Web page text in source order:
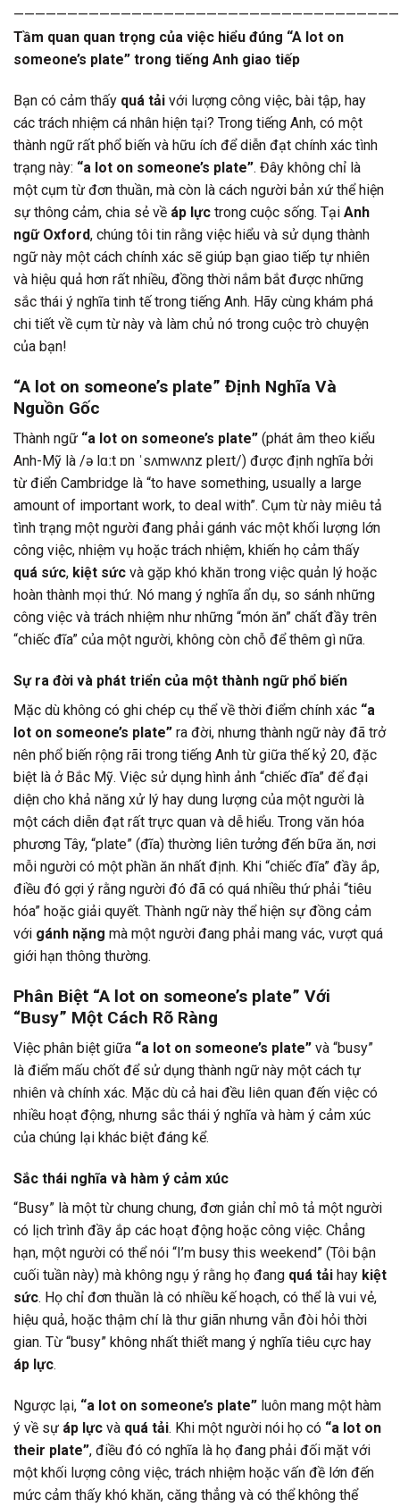
Tầm quan quan trọng của việc hiểu đúng “A lot on
someone’s plate” trong tiếng Anh giao tiếp
Bạn có cảm thấy quá tải với lượng công việc, bài tập, hay
các trách nhiệm cá nhân hiện tại? Trong tiếng Anh, có một
thành ngữ rất phổ biến và hữu ích để diễn đạt chính xác tình
trạng này: “a lot on someone’s plate”. Đây không chỉ là
một cụm từ đơn thuần, mà còn là cách người bản xứ thể hiện
sự thông cảm, chia sẻ về áp lực trong cuộc sống. Tại Anh
ngữ Oxford, chúng tôi tin rằng việc hiểu và sử dụng thành
ngữ này một cách chính xác sẽ giúp bạn giao tiếp tự nhiên
và hiệu quả hơn rất nhiều, đồng thời nắm bắt được những
sắc thái ý nghĩa tinh tế trong tiếng Anh. Hãy cùng khám phá
chi tiết về cụm từ này và làm chủ nó trong cuộc trò chuyện
của bạn!
“A lot on someone’s plate” Định Nghĩa Và
Nguồn Gốc
Thành ngữ “a lot on someone’s plate” (phát âm theo kiểu
Anh-Mỹ là /ə lɑːt ɒn ˈsʌmwʌnz pleɪt/) được định nghĩa bởi
từ điển Cambridge là “to have something, usually a large
amount of important work, to deal with”. Cụm từ này miêu tả
tình trạng một người đang phải gánh vác một khối lượng lớn
công việc, nhiệm vụ hoặc trách nhiệm, khiến họ cảm thấy
quá sức, kiệt sức và gặp khó khăn trong việc quản lý hoặc
hoàn thành mọi thứ. Nó mang ý nghĩa ẩn dụ, so sánh những
công việc và trách nhiệm như những “món ăn” chất đầy trên
“chiếc đĩa” của một người, không còn chỗ để thêm gì nữa.
Sự ra đời và phát triển của một thành ngữ phổ biến
Mặc dù không có ghi chép cụ thể về thời điểm chính xác “a
lot on someone’s plate” ra đời, nhưng thành ngữ này đã trở
nên phổ biến rộng rãi trong tiếng Anh từ giữa thế kỷ 20, đặc
biệt là ở Bắc Mỹ. Việc sử dụng hình ảnh “chiếc đĩa” để đại
diện cho khả năng xử lý hay dung lượng của một người là
một cách diễn đạt rất trực quan và dễ hiểu. Trong văn hóa
phương Tây, “plate” (đĩa) thường liên tưởng đến bữa ăn, nơi
mỗi người có một phần ăn nhất định. Khi “chiếc đĩa” đầy ắp,
điều đó gợi ý rằng người đó đã có quá nhiều thứ phải “tiêu
hóa” hoặc giải quyết. Thành ngữ này thể hiện sự đồng cảm
với gánh nặng mà một người đang phải mang vác, vượt quá
giới hạn thông thường.
Phân Biệt “A lot on someone’s plate” Với
“Busy” Một Cách Rõ Ràng
Việc phân biệt giữa “a lot on someone’s plate” và “busy”
là điểm mấu chốt để sử dụng thành ngữ này một cách tự
nhiên và chính xác. Mặc dù cả hai đều liên quan đến việc có
nhiều hoạt động, nhưng sắc thái ý nghĩa và hàm ý cảm xúc
của chúng lại khác biệt đáng kể.
Sắc thái nghĩa và hàm ý cảm xúc
“Busy” là một từ chung chung, đơn giản chỉ mô tả một người
có lịch trình đầy ắp các hoạt động hoặc công việc. Chẳng
hạn, một người có thể nói “I’m busy this weekend” (Tôi bận
cuối tuần này) mà không ngụ ý rằng họ đang quá tải hay kiệt
sức. Họ chỉ đơn thuần là có nhiều kế hoạch, có thể là vui vẻ,
hiệu quả, hoặc thậm chí là thư giãn nhưng vẫn đòi hỏi thời
gian. Từ “busy” không nhất thiết mang ý nghĩa tiêu cực hay
áp lực.
Ngược lại, “a lot on someone’s plate” luôn mang một hàm
ý về sự áp lực và quá tải. Khi một người nói họ có “a lot on
their plate”, điều đó có nghĩa là họ đang phải đối mặt với
một khối lượng công việc, trách nhiệm hoặc vấn đề lớn đến
mức cảm thấy khó khăn, căng thẳng và có thể không thể